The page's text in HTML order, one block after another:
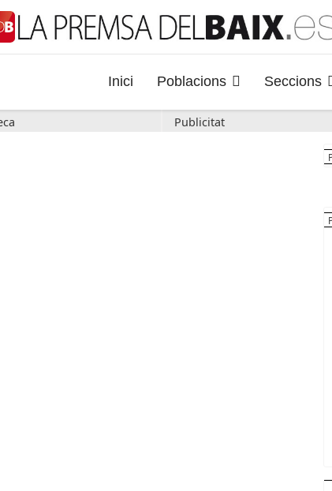
Inici Poblacions Seccions
Publicitat